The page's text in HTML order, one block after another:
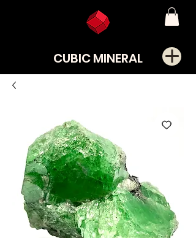
CUBIC MINERAL